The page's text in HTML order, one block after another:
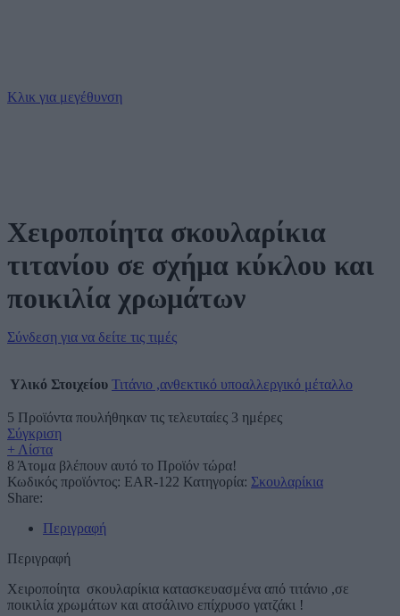
Κλικ για μεγέθυνση
Χειροποίητα σκουλαρίκια
τιτανίου σε σχήμα κύκλου και
ποικιλία χρωμάτων
Σύνδεση για να δείτε τις τιμές
Υλικό Στοιχείου Τιτάνιο ,ανθεκτικό υποαλλεργικό μέταλλο
5 Προϊόντα πουλήθηκαν τις τελευταίες 3 ημέρες
Σύγκριση
+ Λίστα
8 Άτομα βλέπουν αυτό το Προϊόν τώρα!
Κωδικός προϊόντος: EAR-122 Κατηγορία: Σκουλαρίκια
Share:
Περιγραφή
Περιγραφή
Χειροποίητα σκουλαρίκια κατασκευασμένα από τιτάνιο ,σε
ποικιλία χρωμάτων και ατσάλινο επίχρυσο γατζάκι !